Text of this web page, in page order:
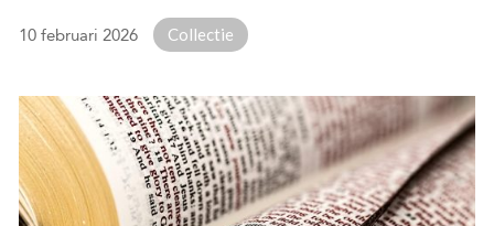
10 februari 2026 Collectie